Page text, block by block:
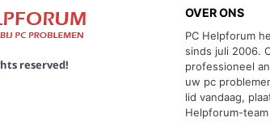
OVER ONS
PC Helpforum
sinds juli 2006.
professioneel
uw pc
lid vandaag,
Helpforum-